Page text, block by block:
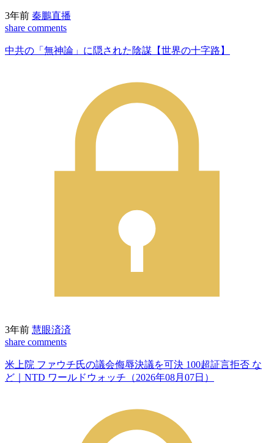
3年前 秦鵬直播
share comments
中共の「無神論」に隠された陰謀【世界の十字路】
3年前 慧眼済済
share comments
米上院 ファウチ氏の議会侮辱決議を可決 100超証言拒否 な
ど｜NTD ワールドウォッチ（2026年08月07日）